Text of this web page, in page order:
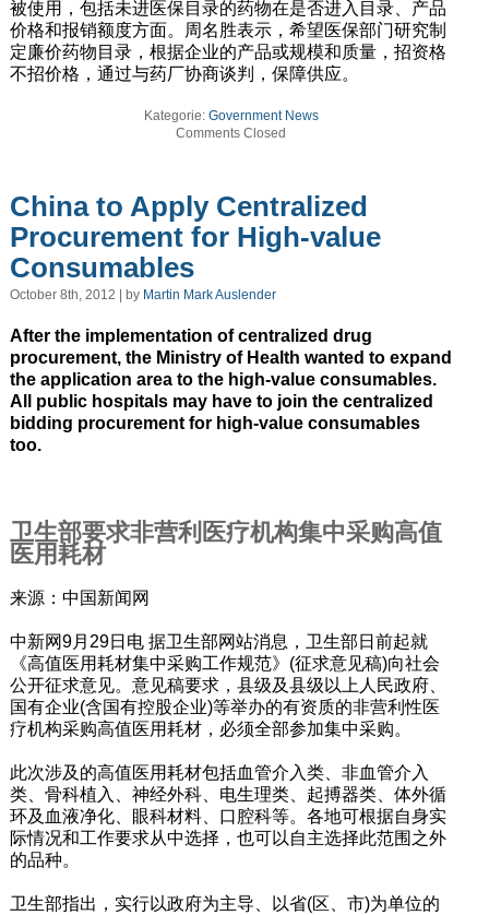
被使用，包括未进医保目录的药物在是否进入目录、产品
价格和报销额度方面。周名胜表示，希望医保部门研究制
定廉价药物目录，根据企业的产品或规模和质量，招资格
不招价格，通过与药厂协商谈判，保障供应。
Kategorie: Government News
Comments Closed
China to Apply Centralized
Procurement for High-value
Consumables
October 8th, 2012 | by Martin Mark Auslender
After the implementation of centralized drug
procurement, the Ministry of Health wanted to expand
the application area to the high-value consumables.
All public hospitals may have to join the centralized
bidding procurement for high-value consumables
too.
卫生部要求非营利医疗机构集中采购高值
医用耗材
来源：中国新闻网
中新网9月29日电 据卫生部网站消息，卫生部日前起就
《高值医用耗材集中采购工作规范》(征求意见稿)向社会
公开征求意见。意见稿要求，县级及县级以上人民政府、
国有企业(含国有控股企业)等举办的有资质的非营利性医
疗机构采购高值医用耗材，必须全部参加集中采购。
此次涉及的高值医用耗材包括血管介入类、非血管介入
类、骨科植入、神经外科、电生理类、起搏器类、体外循
环及血液净化、眼科材料、口腔科等。各地可根据自身实
际情况和工作要求从中选择，也可以自主选择此范围之外
的品种。
卫生部指出，实行以政府为主导、以省(区、市)为单位的